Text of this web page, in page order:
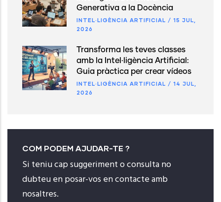
Generativa a la Docència
INTEL·LIGÈNCIA ARTIFICIAL / 15 JUL,
2026
Transforma les teves classes
amb la Intel·ligència Artificial:
Guia pràctica per crear vídeos
INTEL·LIGÈNCIA ARTIFICIAL / 14 JUL,
2026
COM PODEM AJUDAR-TE ?
Si teniu cap suggeriment o consulta no
dubteu en posar-vos en contacte amb
nosaltres.